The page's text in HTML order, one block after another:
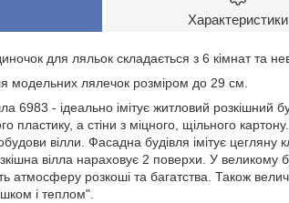
Характеристики
для ляльок складається з 6 кімнат та
модельних лялечок розміром до 29 см.
6983 - ідеально імітує житловий розкішний
пластику, а стіни з міцного, щільного
вілли. Фасадна будівля імітує
вілла нараховує 2 поверхи. У великому
атмосферу розкоші та багатства. Також
і теплом".